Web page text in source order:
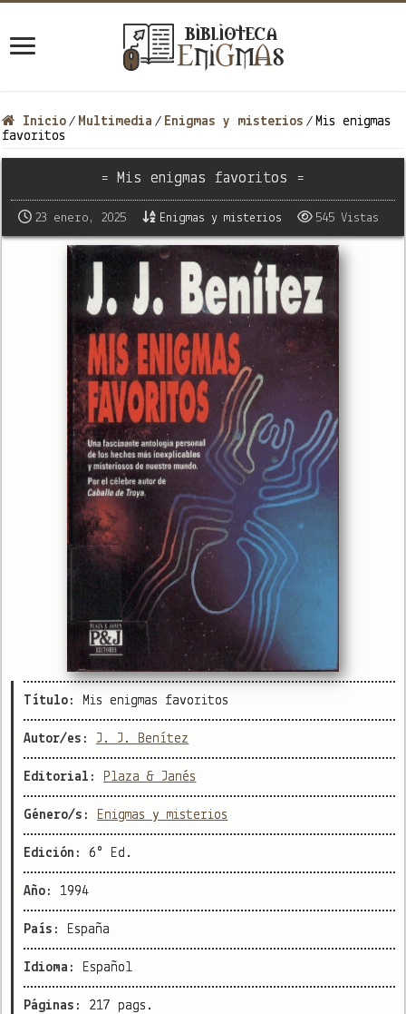
Inicio / Multimedia / Enigmas y misterios / Mis enigmas
favoritos
= Mis enigmas favoritos =
23 enero, 2025 Enigmas y misterios 545 Vistas
Título: Mis enigmas favoritos
Autor/es: J. J. Benítez
Editorial: Plaza & Janés
Género/s: Enigmas y misterios
Edición: 6° Ed.
Año: 1994
País: España
Idioma: Español
Páginas: 217 pags.